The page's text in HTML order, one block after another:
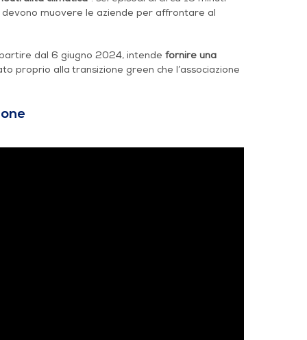
muovere le aziende per affrontare al
dal 6 giugno 2024, intende fornire una
proprio alla transizione green che l’associazione